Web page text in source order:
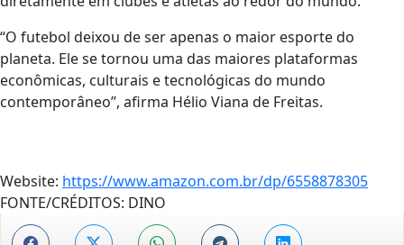
“O futebol deixou de ser apenas o maior esporte do
planeta. Ele se tornou uma das maiores plataformas
econômicas, culturais e tecnológicas do mundo
contemporâneo”, afirma Hélio Viana de Freitas.
Website: https://www.amazon.com.br/dp/6558878305
FONTE/CRÉDITOS: DINO